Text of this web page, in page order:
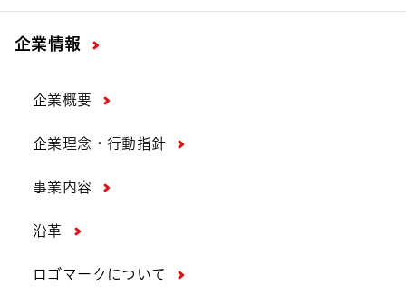
企業情報
企業概要
企業理念・行動指針
事業内容
沿革
ロゴマークについて